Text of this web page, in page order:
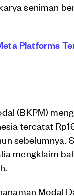
seniman
Platforms
(BKPM)
tercatat
sebelumnya.
mengklaim
Modal